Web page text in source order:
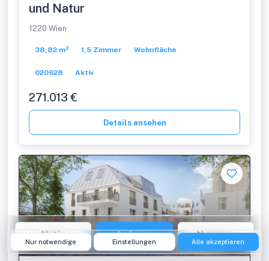
und Natur
1220 Wien
38,82 m² 1,5 Zimmer Wohnfläche
020628 Aktiv
271.013 €
Details ansehen
Projekt
Notiz Anfrage Nummer
Nur notwendige Einstellungen Alle akzeptieren